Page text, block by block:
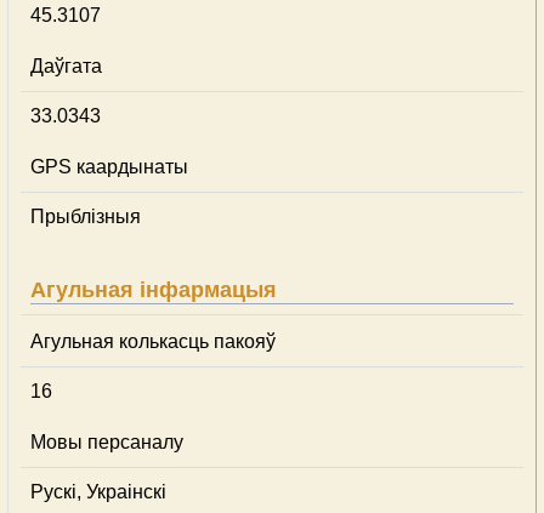
45.3107
Даўгата
33.0343
GPS каардынаты
Прыблізныя
Агульная інфармацыя
Агульная колькасць пакояў
16
Мовы персаналу
Рускі, Украінскі